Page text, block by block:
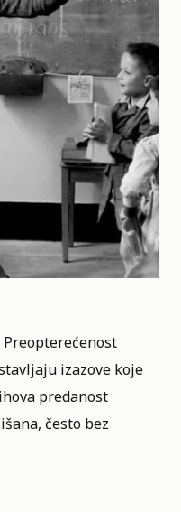
izazove koje
predanost
često bez